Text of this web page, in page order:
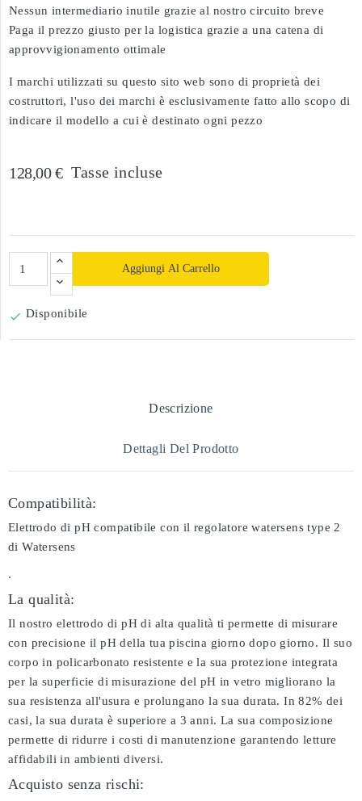
Nessun intermediario inutile grazie al nostro circuito breve
Paga il prezzo giusto per la logistica grazie a una catena di
approvvigionamento ottimale
I marchi utilizzati su questo sito web sono di proprietà dei
costruttori, l'uso dei marchi è esclusivamente fatto allo scopo di
indicare il modello a cui è destinato ogni pezzo
128,00 € Tasse incluse
Aggiungi Al Carrello
 Disponibile
Descrizione
Dettagli Del Prodotto
Compatibilità:
Elettrodo di pH compatibile con il regolatore watersens type 2
di Watersens
.
La qualità:
Il nostro elettrodo di pH di alta qualità ti permette di misurare
con precisione il pH della tua piscina giorno dopo giorno. Il suo
corpo in policarbonato resistente e la sua protezione integrata
per la superficie di misurazione del pH in vetro migliorano la
sua resistenza all'usura e prolungano la sua durata. In 82% dei
casi, la sua durata è superiore a 3 anni. La sua composizione
permette di ridurre i costi di manutenzione garantendo letture
affidabili in ambienti diversi.
Acquisto senza rischi: